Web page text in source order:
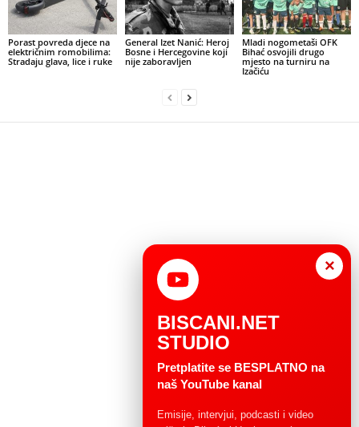
Porast povreda djece na
električnim romobilima:
Stradaju glava, lice i ruke
General Izet Nanić: Heroj
Bosne i Hercegovine koji
nije zaboravljen
Mladi nogometaši OFK
Bihać osvojili drugo
mjesto na turniru na
Izačiću
×
BISCANI.NET
STUDIO
Pretplatite se BESPLATNO na
naš YouTube kanal
Emisije, intervjui, podcasti i video